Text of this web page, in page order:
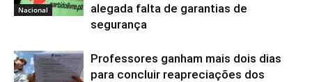
Nacional
alegada falta de garantias de
segurança
Professores ganham mais dois dias
para concluir reapreciações dos